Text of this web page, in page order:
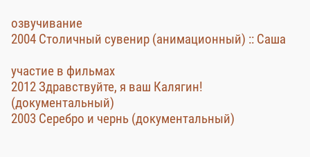
озвучивание
2004 Столичный сувенир (анимационный) :: Саша
участие в фильмах
2012 Здравствуйте, я ваш Калягин!
(документальный)
2003 Серебро и чернь (документальный)